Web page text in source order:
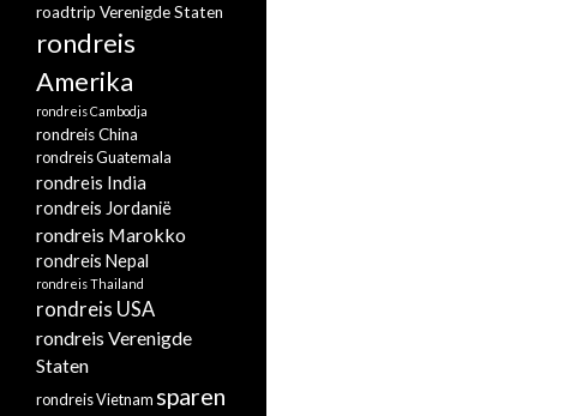
roadtrip Verenigde Staten
rondreis
Amerika
rondreis Cambodja
rondreis China
rondreis Guatemala
rondreis India
rondreis Jordanië
rondreis Marokko
rondreis Nepal
rondreis Thailand
rondreis USA
rondreis Verenigde
Staten
rondreis Vietnam sparen